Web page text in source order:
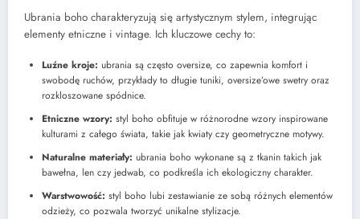
Ubrania boho charakteryzują się artystycznym stylem, integrując
elementy etniczne i vintage. Ich kluczowe cechy to:
Luźne kroje: ubrania są często oversize, co zapewnia komfort i
swobodę ruchów, przykłady to długie tuniki, oversize’owe swetry oraz
rozkloszowane spódnice.
Etniczne wzory: styl boho obfituje w różnorodne wzory inspirowane
kulturami z całego świata, takie jak kwiaty czy geometryczne motywy.
Naturalne materiały: ubrania boho wykonane są z tkanin takich jak
bawełna, len czy jedwab, co podkreśla ich ekologiczny charakter.
Warstwowość: styl boho lubi zestawianie ze sobą różnych elementów
odzieży, co pozwala tworzyć unikalne stylizacje.